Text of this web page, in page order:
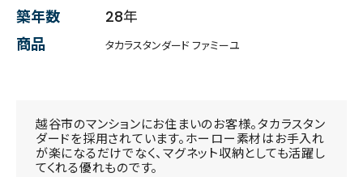
築年数
28年
商品
タカラスタンダード ファミーユ
越谷市のマンションにお住まいのお客様。タカラスタン
ダードを採用されています。ホーロー素材はお手入れ
が楽になるだけでなく、マグネット収納としても活躍し
てくれる優れものです。